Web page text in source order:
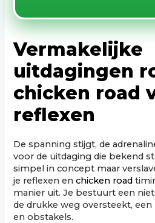
Vermakelijke
uitdagingen
chicken road
reflexen
De spanning stijgt, de
voor de uitdaging die bekend
simpel in concept maar
je reflexen enchicken road
manier uit. Je bestuurt een
de drukke weg oversteekt,
en obstakels.